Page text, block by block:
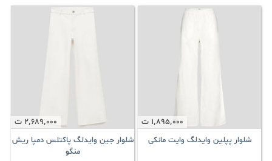
1٬895٬000 ت
شلوار پپلین وایدلگ وایت مانکی
2٬689٬000 ت
شلوار جین وایدلگ پاکتلس دمپا ریش
منگو